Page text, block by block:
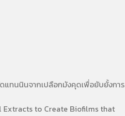
ทนนินจากเปลือกมังคุดเพื่อยับยั้งการ
to Create Biofilms that